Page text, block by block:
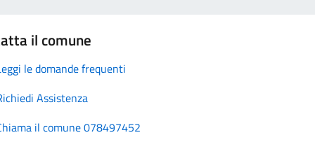
il comune
le domande frequenti
Assistenza
il comune 078497452